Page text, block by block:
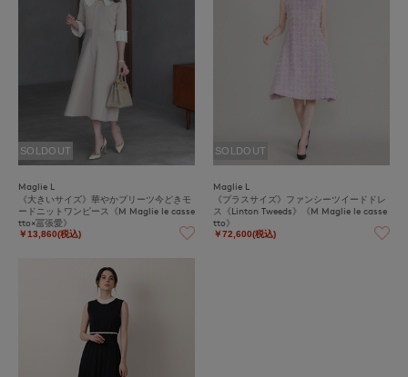
SOLDOUT
Maglie L
《大きいサイズ》華やかプリーツ今どきモ
ードニットワンピース《M Maglie le casse
tto×冨張愛》
￥13,860(税込)
SOLDOUT
Maglie L
《プラスサイズ》ファンシーツイードドレ
ス《Linton Tweeds》《M Maglie le casse
tto》
￥72,600(税込)